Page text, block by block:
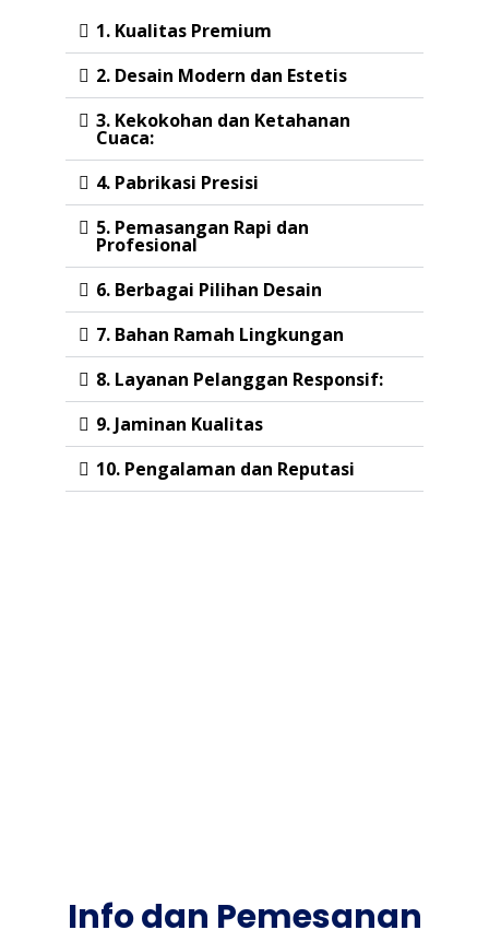
1. Kualitas Premium
2. Desain Modern dan Estetis
3. Kekokohan dan Ketahanan
Cuaca:
4. Pabrikasi Presisi
5. Pemasangan Rapi dan
Profesional
6. Berbagai Pilihan Desain
7. Bahan Ramah Lingkungan
8. Layanan Pelanggan Responsif:
9. Jaminan Kualitas
10. Pengalaman dan Reputasi
Info dan Pemesanan